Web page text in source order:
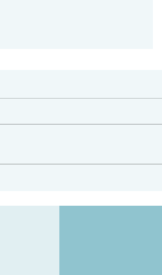
fronton de la Haute-